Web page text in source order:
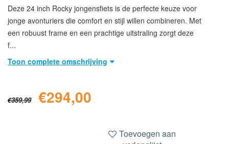
Deze 24 inch Rocky jongensfiets is de perfecte keuze voor
jonge avonturiers die comfort en stijl willen combineren. Met
een robuust frame en een prachtige uitstraling zorgt deze
f...
Toon complete omschrijving
€359,99 €294,00
Toevoegen aan